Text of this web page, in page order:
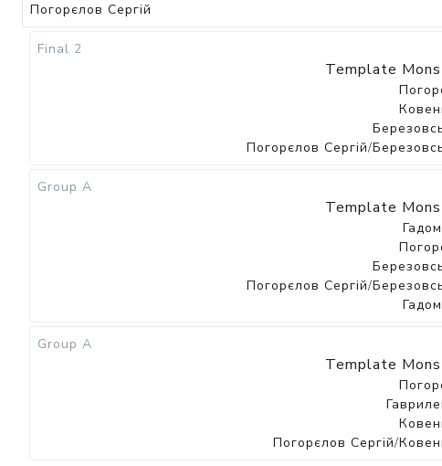
Погорєлов Сергій
Final 2
Template
Погорєлов Сергій/
Group A
Template
Погорєлов Сергій/
Group A
Template
Погорєлов Сергій/